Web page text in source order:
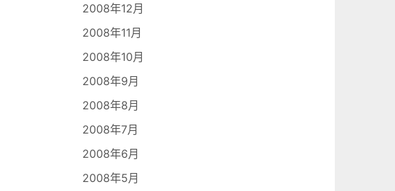
2008年12月
2008年11月
2008年10月
2008年9月
2008年8月
2008年7月
2008年6月
2008年5月